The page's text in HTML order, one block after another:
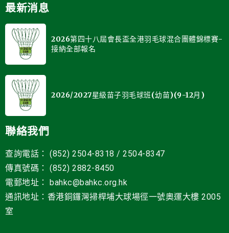
最新消息
2026第四十八屆會長盃全港羽毛球混合團體錦標賽-
接納全部報名
2026/2027星級苗子羽毛球班(幼苗)(9-12月)
聯絡我們
查詢電話： (852) 2504-8318 / 2504-8347
傳真號碼： (852) 2882-8450
電郵地址 ： bahkc@bahkc.org.hk
通訊地址：香港銅鑼灣掃桿埔大球場徑一號奧運大樓 2005
室